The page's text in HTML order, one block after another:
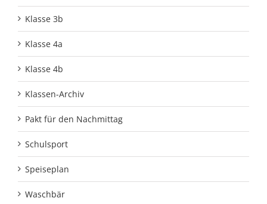
Klasse 3b
Klasse 4a
Klasse 4b
Klassen-Archiv
Pakt für den Nachmittag
Schulsport
Speiseplan
Waschbär